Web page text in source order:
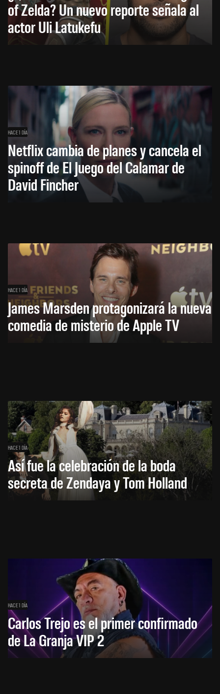
of Zelda? Un nuevo reporte señala al
actor Uli Latukefu
HACE 1 DÍA
Netflix cambia de planes y cancela el
spinoff de El Juego del Calamar de
David Fincher
HACE 1 DÍA
James Marsden protagonizará la nueva
comedia de misterio de Apple TV
HACE 1 DÍA
Así fue la celebración de la boda
secreta de Zendaya y Tom Holland
HACE 1 DÍA
Carlos Trejo es el primer confirmado
de La Granja VIP 2